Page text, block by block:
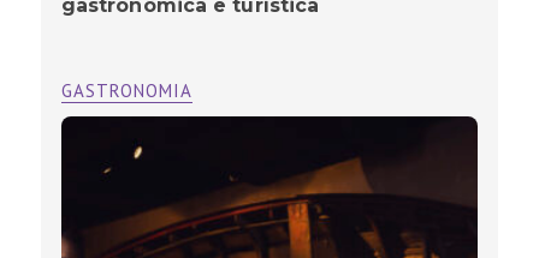
gastronômica e turística
GASTRONOMIA